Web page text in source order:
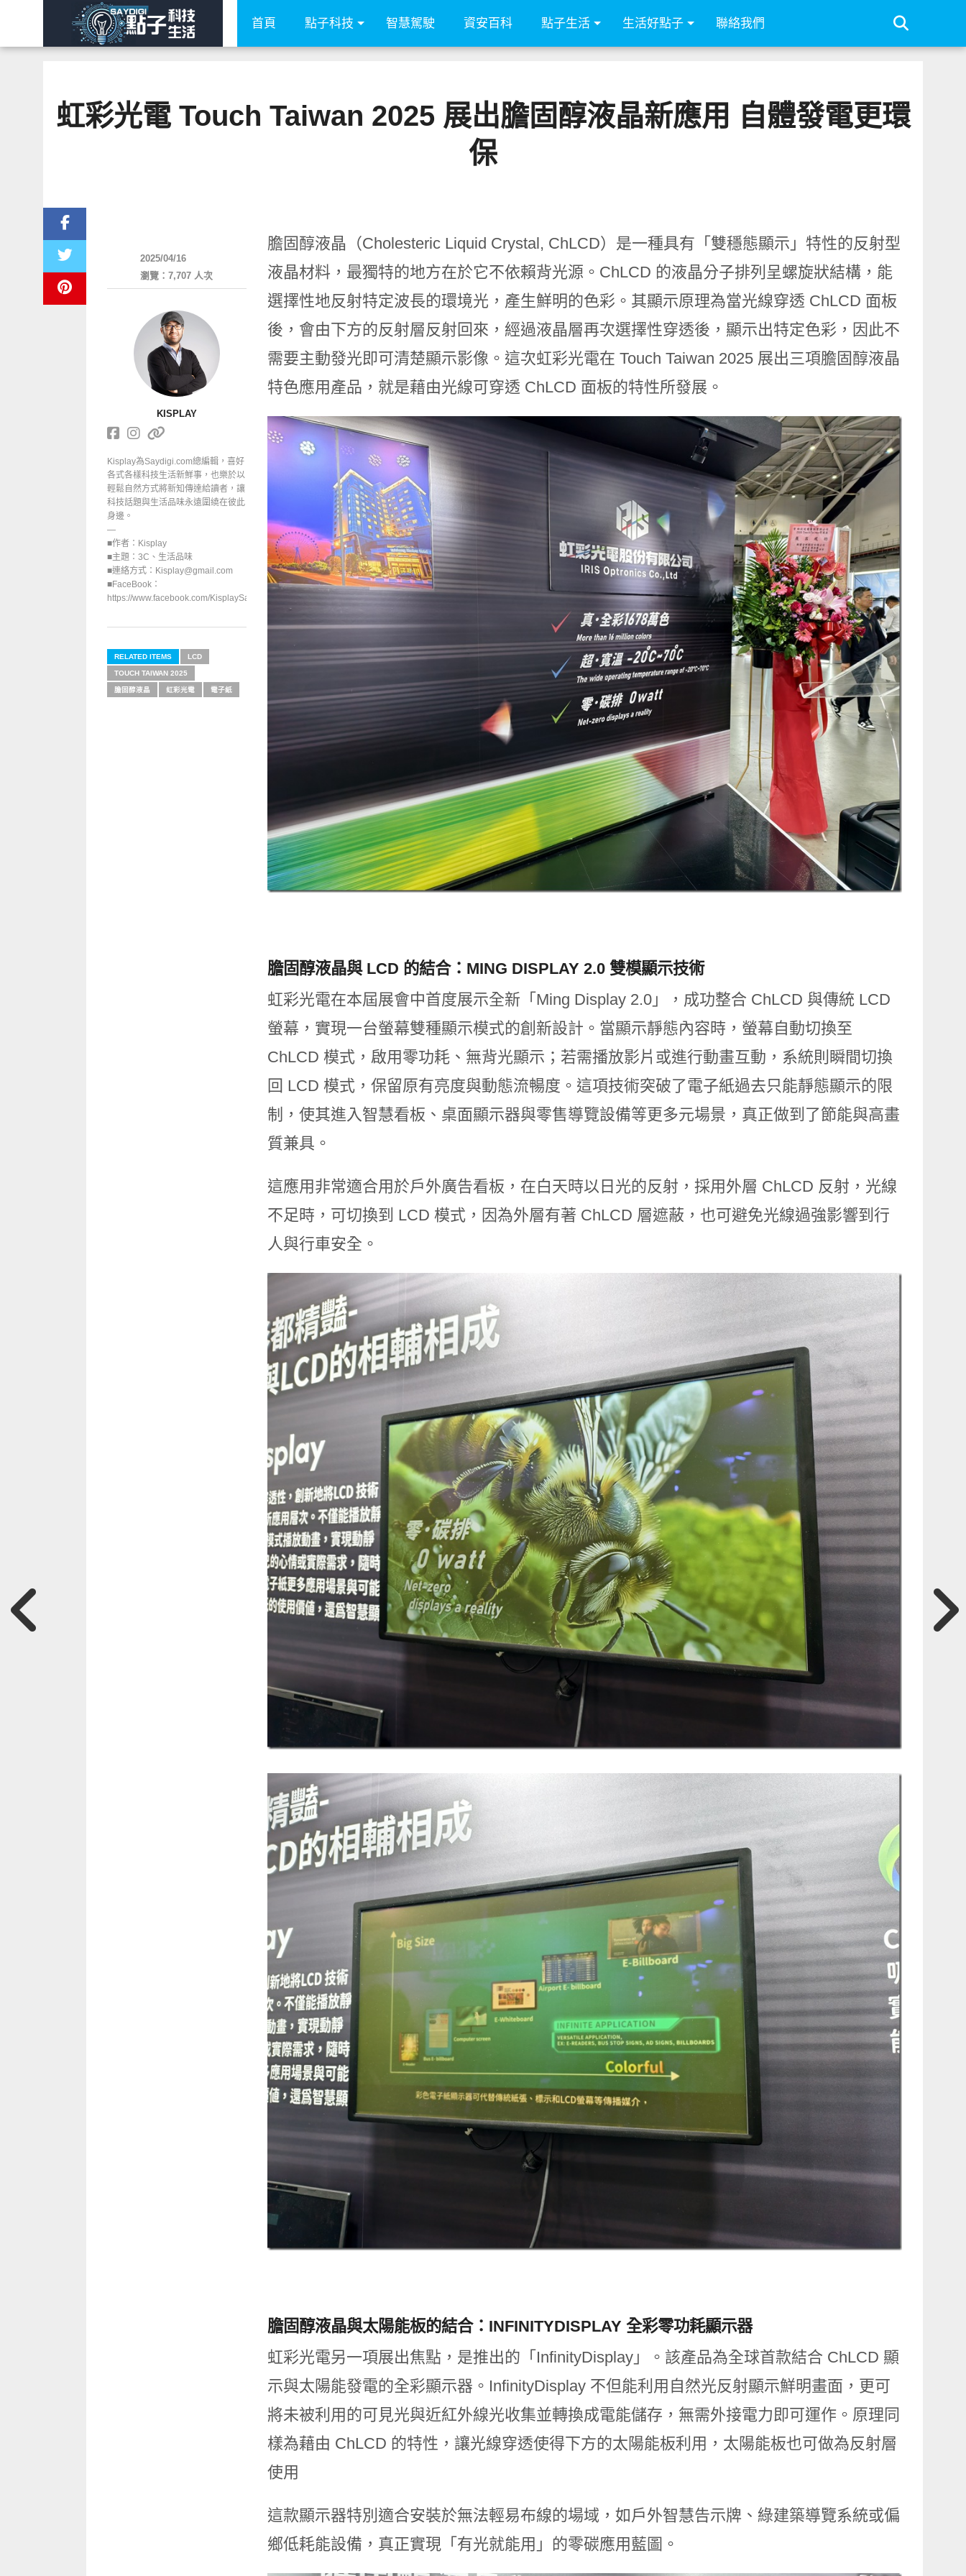
首頁 點子科技 智慧駕駛 資安百科 點子生活 生活好點子 聯絡我們
虹彩光電 Touch Taiwan 2025 展出膽固醇液晶新應用 自體發電更環
保
膽固醇液晶（Cholesteric Liquid Crystal, ChLCD）是一種具有「雙穩態顯示」特性的反射型
液晶材料，最獨特的地方在於它不依賴背光源。ChLCD 的液晶分子排列呈螺旋狀結構，能
選擇性地反射特定波長的環境光，產生鮮明的色彩。其顯示原理為當光線穿透 ChLCD 面板
後，會由下方的反射層反射回來，經過液晶層再次選擇性穿透後，顯示出特定色彩，因此不
需要主動發光即可清楚顯示影像。這次虹彩光電在 Touch Taiwan 2025 展出三項膽固醇液晶
特色應用產品，就是藉由光線可穿透 ChLCD 面板的特性所發展。
膽固醇液晶與 LCD 的結合：MING DISPLAY 2.0 雙模顯示技術
虹彩光電在本屆展會中首度展示全新「Ming Display 2.0」，成功整合 ChLCD 與傳統 LCD
螢幕，實現一台螢幕雙種顯示模式的創新設計。當顯示靜態內容時，螢幕自動切換至
ChLCD 模式，啟用零功耗、無背光顯示；若需播放影片或進行動畫互動，系統則瞬間切換
回 LCD 模式，保留原有亮度與動態流暢度。這項技術突破了電子紙過去只能靜態顯示的限
制，使其進入智慧看板、桌面顯示器與零售導覽設備等更多元場景，真正做到了節能與高畫
質兼具。
這應用非常適合用於戶外廣告看板，在白天時以日光的反射，採用外層 ChLCD 反射，光線
不足時，可切換到 LCD 模式，因為外層有著 ChLCD 層遮蔽，也可避免光線過強影響到行
人與行車安全。
膽固醇液晶與太陽能板的結合：INFINITYDISPLAY 全彩零功耗顯示器
虹彩光電另一項展出焦點，是推出的「InfinityDisplay」。該產品為全球首款結合 ChLCD 顯
示與太陽能發電的全彩顯示器。InfinityDisplay 不但能利用自然光反射顯示鮮明畫面，更可
將未被利用的可見光與近紅外線光收集並轉換成電能儲存，無需外接電力即可運作。原理同
樣為藉由 ChLCD 的特性，讓光線穿透使得下方的太陽能板利用，太陽能板也可做為反射層
使用
這款顯示器特別適合安裝於無法輕易布線的場域，如戶外智慧告示牌、綠建築導覽系統或偏
鄉低耗能設備，真正實現「有光就能用」的零碳應用藍圖。
2025/04/16
瀏覽：7,707 人次
KISPLAY
Kisplay為Saydigi.com總編輯，喜好
各式各樣科技生活新鮮事，也樂於以
輕鬆自然方式將新知傳達給讀者，讓
科技話題與生活品味永遠圍繞在彼此
身邊。
—
■作者：Kisplay
■主題：3C、生活品味
■連絡方式：Kisplay@gmail.com
■FaceBook：
https://www.facebook.com/KisplaySayGoodbuy/
RELATED ITEMS LCD
TOUCH TAIWAN 2025
膽固醇液晶 虹彩光電 電子紙